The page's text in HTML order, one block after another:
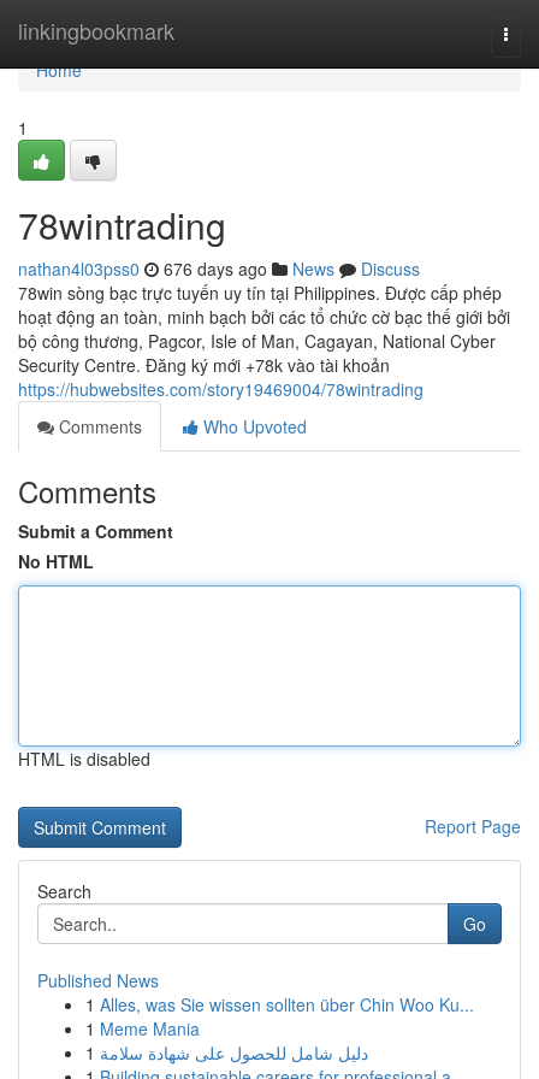
linkingbookmark
Home
Home
1
78wintrading
nathan4l03pss0 676 days ago News
Discuss
78win sòng bạc trực tuyến uy tín tại Philippines. Được cấp phép
hoạt động an toàn, minh bạch bởi các tổ chức cờ bạc thế giới bởi
bộ công thương, Pagcor, Isle of Man, Cagayan, National Cyber
Security Centre. Đăng ký mới +78k vào tài khoản
https://hubwebsites.com/story19469004/78wintrading
Comments
Who Upvoted
Comments
Submit a Comment
No HTML
HTML is disabled
Report Page
Search
Go
Published News
1 Alles, was Sie wissen sollten über Chin Woo Ku...
1 Meme Mania
1 دليل شامل للحصول على شهادة سلامة